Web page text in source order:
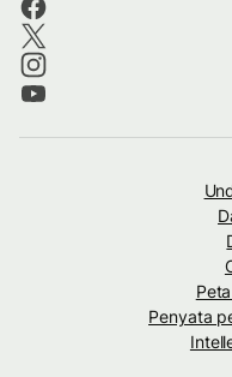
Penyata